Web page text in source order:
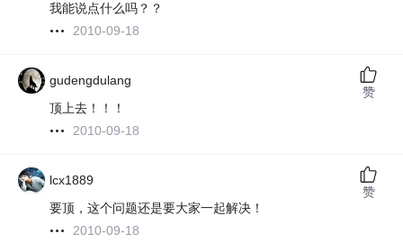
我能说点什么吗？？
2010-09-18
gudengdulang
顶上去！！！
2010-09-18
赞
lcx1889
要顶，这个问题还是要大家一起解决！
2010-09-18
赞